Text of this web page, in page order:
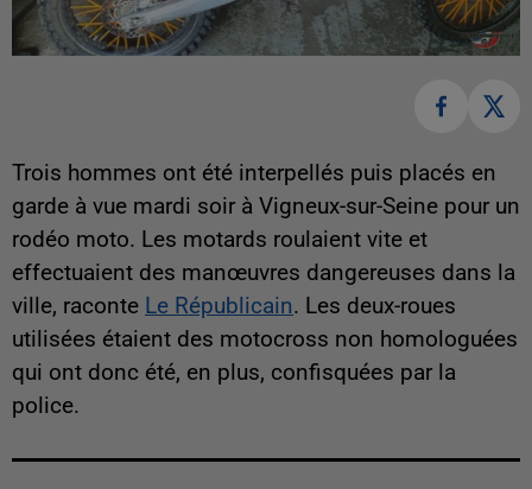
Trois hommes ont été interpellés puis placés en
garde à vue mardi soir à Vigneux-sur-Seine pour un
rodéo moto. Les motards roulaient vite et
effectuaient des manœuvres dangereuses dans la
ville, raconte Le Républicain. Les deux-roues
utilisées étaient des motocross non homologuées
qui ont donc été, en plus, confisquées par la
police.